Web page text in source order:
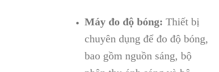
Máy đo độ bóng: Thiết bị
chuyên dụng để đo độ bóng,
bao gồm nguồn sáng, bộ